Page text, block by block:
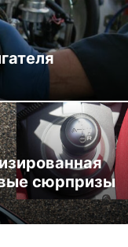
сюрпризы